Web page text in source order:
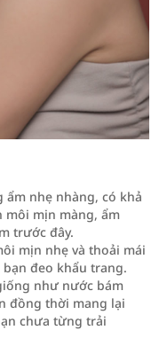
ẩm nhẹ nhàng, có khả
môi mịn màng, ẩm
trước đây.
mịn nhẹ và thoải mái
đeo khẩu trang.
như nước bám
đồng thời mang lại
chưa từng trải